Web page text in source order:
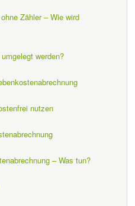
Zähler – Wie wird
werden?
nutzen
– Was tun?